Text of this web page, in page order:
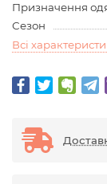
Призначення
Сезон
Всі